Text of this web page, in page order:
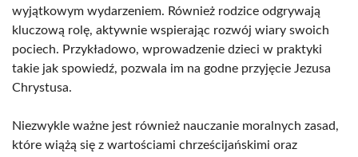
wyjątkowym wydarzeniem. Również rodzice odgrywają
kluczową rolę, aktywnie wspierając rozwój wiary swoich
pociech. Przykładowo, wprowadzenie dzieci w praktyki
takie jak spowiedź, pozwala im na godne przyjęcie Jezusa
Chrystusa.
Niezwykle ważne jest również nauczanie moralnych zasad,
które wiążą się z wartościami chrześcijańskimi oraz